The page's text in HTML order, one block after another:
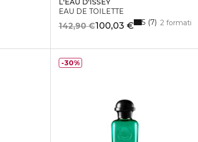
L'EAU D'ISSEY
EAU DE TOILETTE
100,03 €
142,90 € 2 formati
5 7
30%